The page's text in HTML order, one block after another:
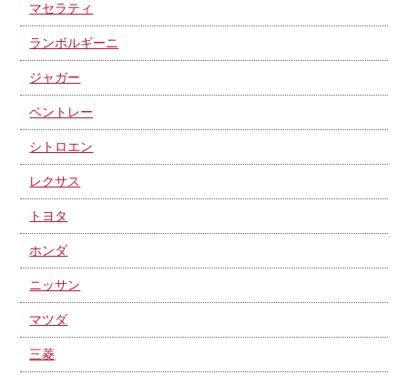
マセラティ
ランボルギーニ
ジャガー
ベントレー
シトロエン
レクサス
トヨタ
ホンダ
ニッサン
マツダ
三菱